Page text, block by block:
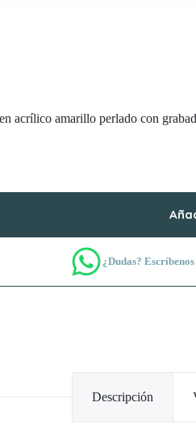
acrílico amarillo perlado con
¿Dudas?
Descripción